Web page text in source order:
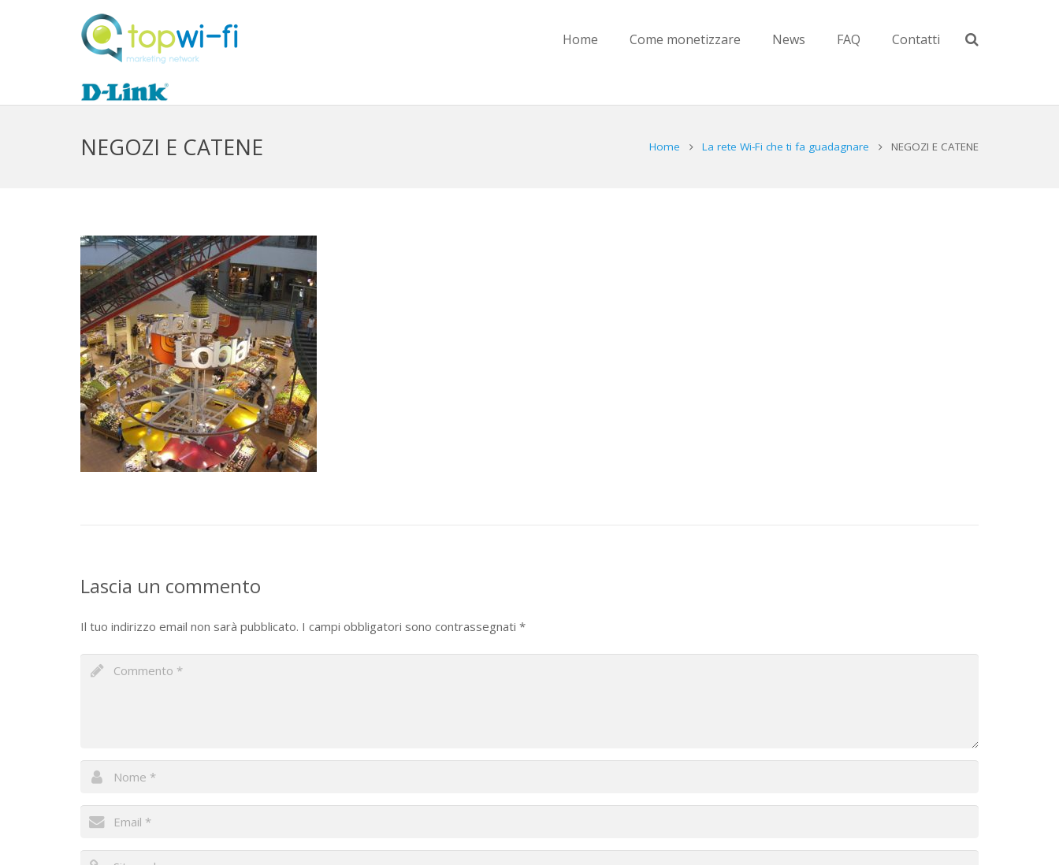
Home Come monetizzare News FAQ Contatti
NEGOZI E CATENE Home La rete Wi-Fi che ti fa guadagnare NEGOZI E CATENE
Lascia un commento
Il tuo indirizzo email non sarà pubblicato. I campi obbligatori sono contrassegnati *